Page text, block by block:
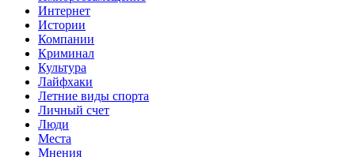
Интернет
Истории
Компании
Криминал
Культура
Лайфхаки
Летние виды спорта
Личный счет
Люди
Места
Мнения